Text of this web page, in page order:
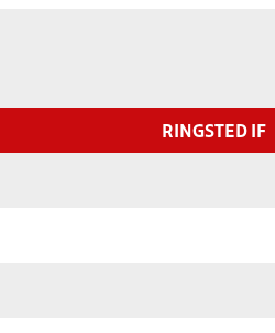
RINGSTED IF